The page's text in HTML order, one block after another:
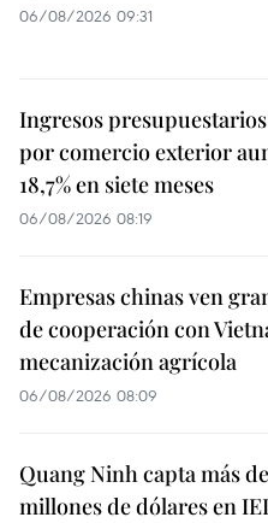
06/08/2026 09:31
Ingresos
por comercio exterior
18,7% en siete meses
06/08/2026 08:19
Empresas chinas ven
de cooperación con
mecanización agrícola
06/08/2026 08:09
Quang Ninh capta más
millones de dólares en